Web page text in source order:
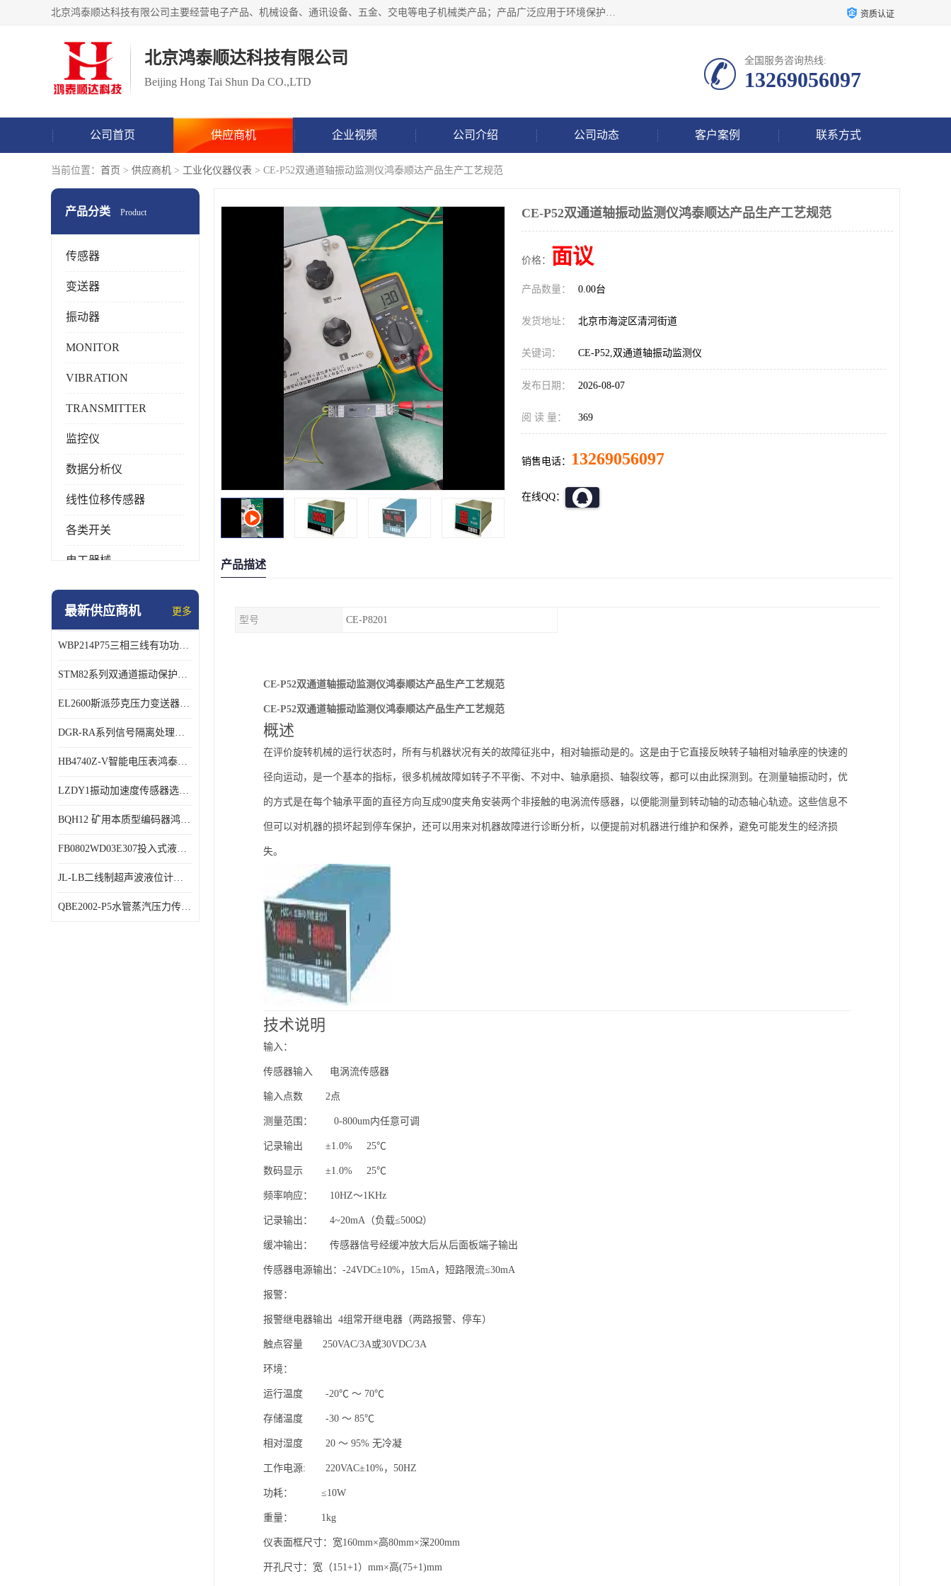
北京鸿泰顺达科技有限公司主要经营电子产品、机械设备、通讯设备、五金、交电等电子机械类产品；产品广泛应用于环境保护、石油化工、电力电子、冶金建筑、煤炭、农业、卫生防疫、教育科研等行业。并成功的与各地环境监测站、污水处理厂、卷烟厂、电厂、高校、科学院所、卫生防疫部门、煤矿、石化厂等用户建立了密切的合作关系。 资质认证
北京鸿泰顺达科技有限公司
Beijing Hong Tai Shun Da CO.,LTD
全国服务咨询热线:
13269056097
公司首页 供应商机 企业视频 公司介绍 公司动态 客户案例 联系方式
当前位置： 首页 > 供应商机 > 工业化仪器仪表 > CE-P52双通道轴振动监测仪鸿泰顺达产品生产工艺规范
产品分类 Product
传感器
变送器
振动器
MONITOR
VIBRATION
TRANSMITTER
监控仪
数据分析仪
线性位移传感器
各类开关
电工器械
模块化产品
特殊用处传感器
特殊用途变送器
最新供应商机 更多
WBP214P75三相三线有功功率传感器鸿泰顺达产品稳定性好
STM82系列双通道振动保护表鸿泰产品技术规格
EL2600斯派莎克压力变送器技术规格
DGR-RA系列信号隔离处理器鸿泰产品技术规格
HB4740Z-V智能电压表鸿泰产品外形美观大方
LZDY1振动加速度传感器选型资料
BQH12 矿用本质型编码器鸿泰产品实物展示
FB0802WD03E307投入式液位计鸿泰产品选型参数
JL-LB二线制超声波液位计鸿泰产品外形美观大方
QBE2002-P5水管蒸汽压力传感器西门子产品技术规格
CE-P52双通道轴振动监测仪鸿泰顺达产品生产工艺规范
价格： 面议
产品数量： 0.00台
发货地址： 北京市海淀区清河街道
关键词： CE-P52,双通道轴振动监测仪
发布日期： 2026-08-07
阅 读 量： 369
销售电话： 13269056097
在线QQ：
产品描述
型号 CE-P8201
CE-P52双通道轴振动监测仪鸿泰顺达产品生产工艺规范
CE-P52双通道轴振动监测仪鸿泰顺达产品生产工艺规范
概述
在评价旋转机械的运行状态时，所有与机器状况有关的故障征兆中，相对轴振动是的。这是由于它直接反映转子轴相对轴承座的快速的
径向运动，是一个基本的指标，很多机械故障如转子不平衡、不对中、轴承磨损、轴裂纹等，都可以由此探测到。在测量轴振动时，优
的方式是在每个轴承平面的直径方向互成90度夹角安装两个非接触的电涡流传感器，以便能测量到转动轴的动态轴心轨迹。这些信息不
但可以对机器的损坏起到停车保护，还可以用来对机器故障进行诊断分析，以便提前对机器进行维护和保养，避免可能发生的经济损
失。
技术说明
输入：
传感器输入 电涡流传感器
输入点数 2点
测量范围： 0-800um内任意可调
记录输出 ±1.0% 25℃
数码显示 ±1.0% 25℃
频率响应： 10HZ～1KHz
记录输出： 4~20mA（负载≤500Ω）
缓冲输出： 传感器信号经缓冲放大后从后面板端子输出
传感器电源输出：-24VDC±10%，15mA，短路限流≤30mA
报警：
报警继电器输出 4组常开继电器（两路报警、停车）
触点容量 250VAC/3A或30VDC/3A
环境：
运行温度 -20℃ ～ 70℃
存储温度 -30 ～ 85℃
相对湿度 20 ～ 95% 无冷凝
工作电源: 220VAC±10%，50HZ
功耗： ≤10W
重量： 1kg
仪表面框尺寸：宽160mm×高80mm×深200mm
开孔尺寸：宽（151+1）mm×高(75+1)mm